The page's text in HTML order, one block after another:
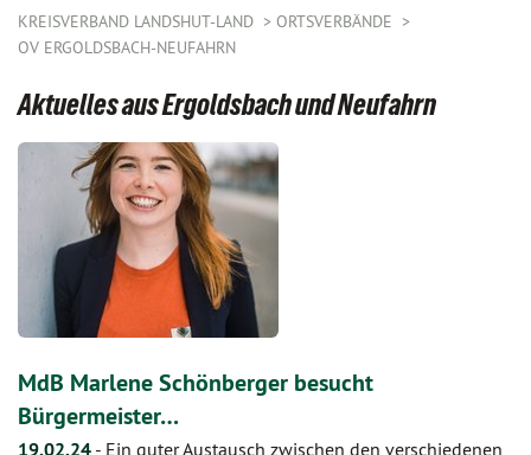
KREISVERBAND LANDSHUT-LAND
ORTSVERBÄNDE
OV ERGOLDSBACH-NEUFAHRN
Aktuelles aus Ergoldsbach und Neufahrn
MdB Marlene Schönberger besucht
Bürgermeister…
19.02.24 - Ein guter Austausch zwischen den verschiedenen